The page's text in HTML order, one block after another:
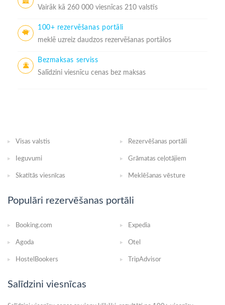
Vairāk kā 260 000 viesnīcas 210 valstīs
100+ rezervēšanas portāli
meklē uzreiz daudzos rezervēšanas portālos
Bezmaksas serviss
Salīdzini viesnīcu cenas bez maksas
Visas valstis Rezervēšanas portāli
Ieguvumi Grāmatas ceļotājiem
Skatītās viesnīcas Meklēšanas vēsture
Populāri rezervēšanas portāli
Booking.com Expedia
Agoda Otel
HostelBookers TripAdvisor
Salīdzini viesnīcas